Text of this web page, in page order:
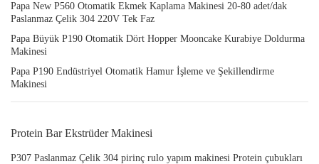
Papa New P560 Otomatik Ekmek Kaplama Makinesi 20-80 adet/dak
Paslanmaz Çelik 304 220V Tek Faz
Papa Büyük P190 Otomatik Dört Hopper Mooncake Kurabiye Doldurma
Makinesi
Papa P190 Endüstriyel Otomatik Hamur İşleme ve Şekillendirme
Makinesi
Protein Bar Ekstrüder Makinesi
P307 Paslanmaz Çelik 304 pirinç rulo yapım makinesi Protein çubukları